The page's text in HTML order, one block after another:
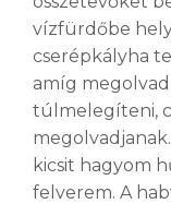
vízfürdőbe
cserépkályha
amíg
túlmelegíteni,
kicsit hagyom
felverem. A